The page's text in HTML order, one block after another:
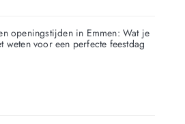
openingstijden in Emmen: Wat je
weten voor een perfecte feestdag